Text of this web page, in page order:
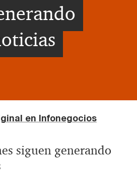
en Infonegocios
siguen generando